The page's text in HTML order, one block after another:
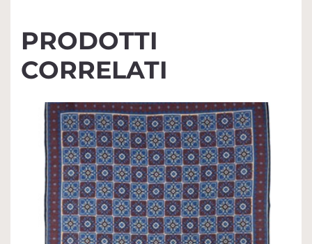
PRODOTTI
CORRELATI